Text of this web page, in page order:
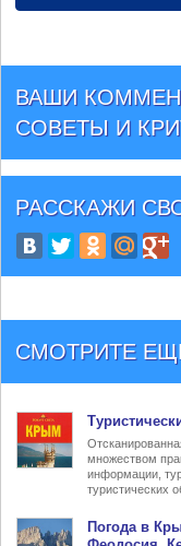
ВАШИ
СОВЕТЫ И
РАССКАЖИ
СМОТРИТЕ
множеством
информации,
туристических
Погода в